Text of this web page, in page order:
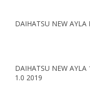
DAIHATSU NEW AYLA
DAIHATSU NEW
1.0 2019